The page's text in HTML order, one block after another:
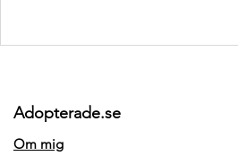
Adopterade.se
Om mig